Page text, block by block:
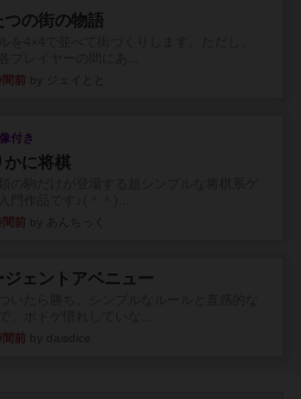
つの街の物語
間前
付き
かに将棋
間前
ジェントアベニュー
間前